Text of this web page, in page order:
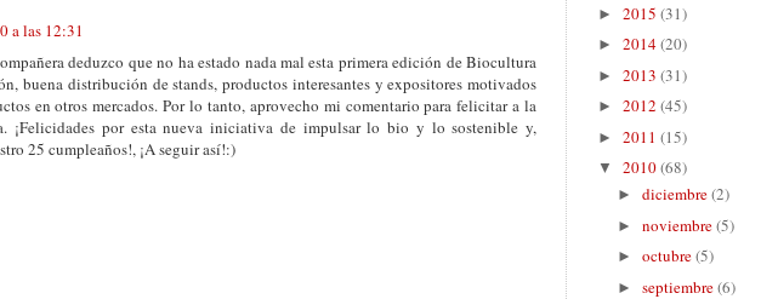
a las 12:31
deduzco que no ha estado nada mal esta primera edición de Biocultura
buena distribución de stands, productos interesantes y expositores motivados
en otros mercados. Por lo tanto, aprovecho mi comentario para felicitar a la
¡Felicidades por esta nueva iniciativa de impulsar lo bio y lo sostenible y,
25 cumpleaños!, ¡A seguir así!:)
► 2015 (31)
► 2014(20)
► 2013 (31)
► 2012 (45)
► 2011 (15)
▼ 2010(68)
► diciembre(2)
► noviembre(5)
► octubre(5)
► septiembre(6)